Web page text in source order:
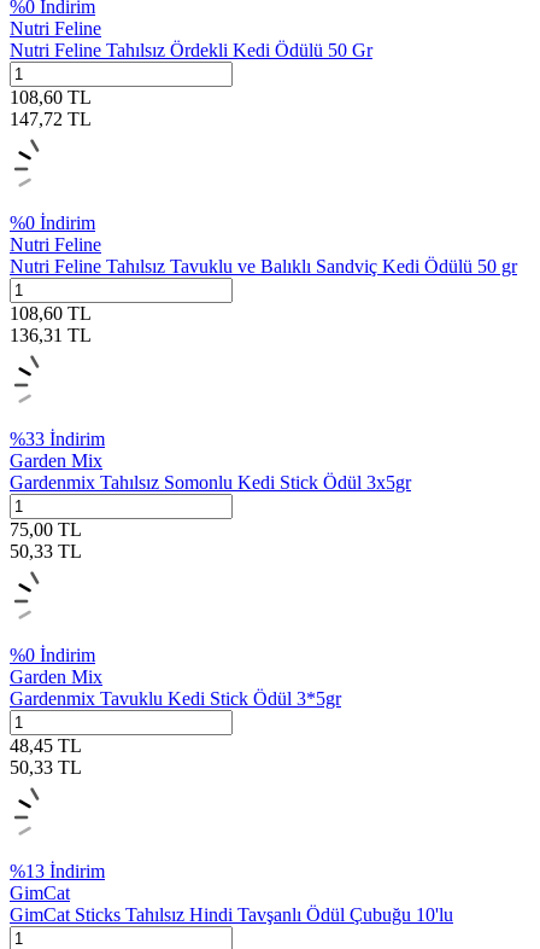
%0 İndirim
Nutri Feline
Nutri Feline Tahılsız Ördekli Kedi Ödülü 50 Gr
108,60 TL
147,72 TL
%0 İndirim
Nutri Feline
Nutri Feline Tahılsız Tavuklu ve Balıklı Sandviç Kedi Ödülü 50 gr
108,60 TL
136,31 TL
%33 İndirim
Garden Mix
Gardenmix Tahılsız Somonlu Kedi Stick Ödül 3x5gr
75,00 TL
50,33 TL
%0 İndirim
Garden Mix
Gardenmix Tavuklu Kedi Stick Ödül 3*5gr
48,45 TL
50,33 TL
%13 İndirim
GimCat
GimCat Sticks Tahılsız Hindi Tavşanlı Ödül Çubuğu 10'lu